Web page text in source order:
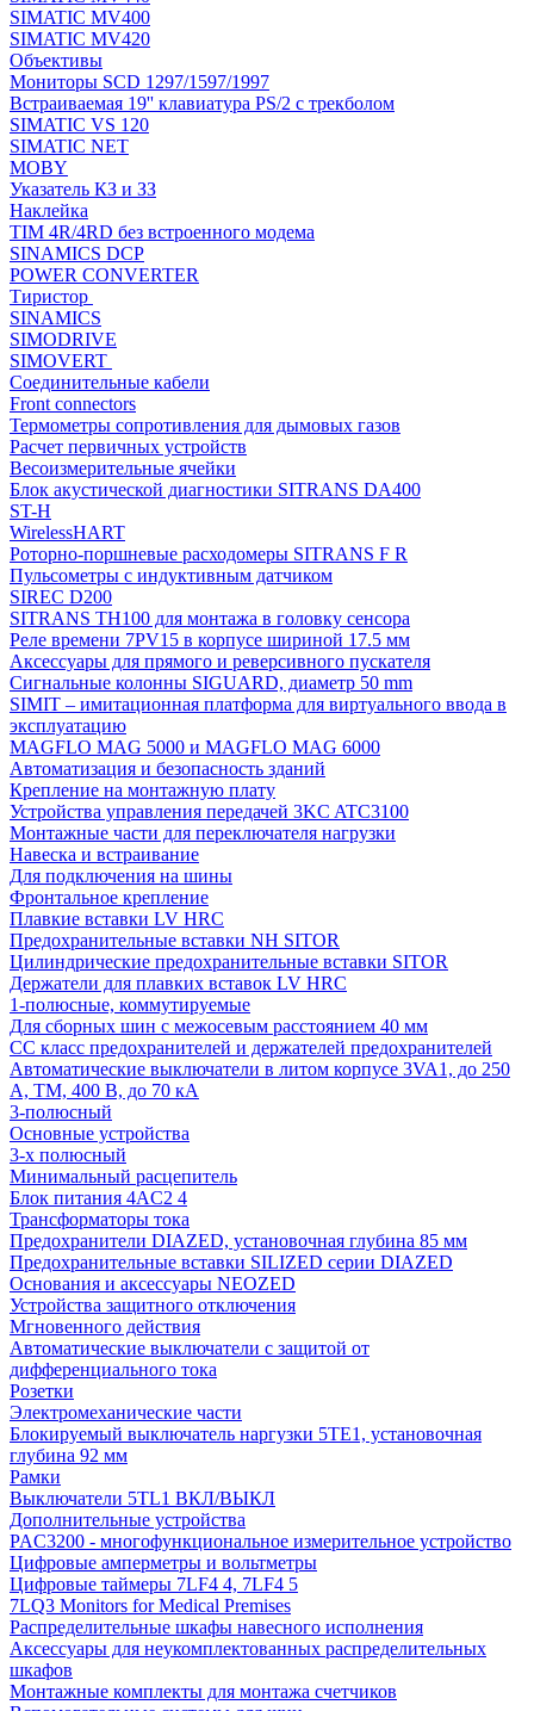
SIMATIC MV400
SIMATIC MV420
Объективы
Мониторы SCD 1297/1597/1997
Встраиваемая 19'' клавиатура PS/2 с трекболом
SIMATIC VS 120
SIMATIC NET
MOBY
Указатель КЗ и ЗЗ
Наклейка
TIM 4R/4RD без встроенного модема
SINAMICS DCP
POWER CONVERTER
Тиристор
SINAMICS
SIMODRIVE
SIMOVERT
Соединительные кабели
Front connectors
Термометры сопротивления для дымовых газов
Расчет первичных устройств
Весоизмерительные ячейки
Блок акустической диагностики SITRANS DA400
ST-H
WirelessHART
Роторно-поршневые расходомеры SITRANS F R
Пульсометры с индуктивным датчиком
SIREC D200
SITRANS TH100 для монтажа в головку сенсора
Реле времени 7PV15 в корпусе шириной 17.5 мм
Аксессуары для прямого и реверсивного пускателя
Сигнальные колонны SIGUARD, диаметр 50 mm
SIMIT – имитационная платформа для виртуального ввода в
эксплуатацию
MAGFLO MAG 5000 и MAGFLO MAG 6000
Автоматизация и безопасность зданий
Крепление на монтажную плату
Устройства управления передачей 3KC ATC3100
Монтажные части для переключателя нагрузки
Навеска и встраивание
Для подключения на шины
Фронтальное крепление
Плавкие вставки LV HRC
Предохранительные вставки NH SITOR
Цилиндрические предохранительные вставки SITOR
Держатели для плавких вставок LV HRC
1-полюсные, коммутируемые
Для сборных шин с межосевым расстоянием 40 мм
СС класс предохранителей и держателей предохранителей
Автоматические выключатели в литом корпусе 3VA1, до 250
А, TM, 400 В, до 70 кА
3-полюсный
Основные устройства
3-х полюсный
Минимальный расцепитель
Блок питания 4AC2 4
Трансформаторы тока
Предохранители DIAZED, установочная глубина 85 мм
Предохранительные вставки SILIZED серии DIAZED
Основания и аксессуары NEOZED
Устройства защитного отключения
Мгновенного действия
Автоматические выключатели с защитой от
дифференциального тока
Розетки
Электромеханические части
Блокируемый выключатель наргузки 5TE1, установочная
глубина 92 мм
Рамки
Выключатели 5TL1 ВКЛ/ВЫКЛ
Дополнительные устройства
PAC3200 - многофункциональное измерительное устройство
Цифровые амперметры и вольтметры
Цифровые таймеры 7LF4 4, 7LF4 5
7LQ3 Monitors for Medical Premises
Распределительные шкафы навесного исполнения
Аксессуары для неукомплектованных распределительных
шкафов
Монтажные комплекты для монтажа счетчиков